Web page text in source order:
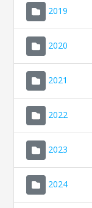
2019
2020
2021
2022
2023
2024